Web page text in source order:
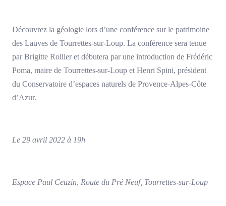
Découvrez la géologie lors d’une conférence sur le patrimoine
des Lauves de Tourrettes-sur-Loup. La conférence sera tenue
par Brigitte Rollier et débutera par une introduction de Frédéric
Poma, maire de Tourrettes-sur-Loup et Henri Spini, président
du Conservatoire d’espaces naturels de Provence-Alpes-Côte
d’Azur.
Le 29 avril 2022 à 19h
Espace Paul Ceuzin, Route du Pré Neuf, Tourrettes-sur-Loup